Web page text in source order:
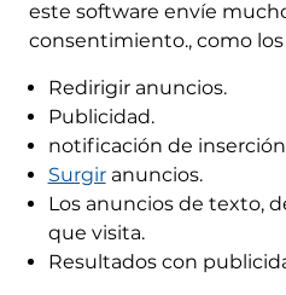
este software envíe
consentimiento., como
Redirigir anuncios.
Publicidad.
notificación de
Surgiranuncios.
Los anuncios de texto,
que visita.
Resultados con